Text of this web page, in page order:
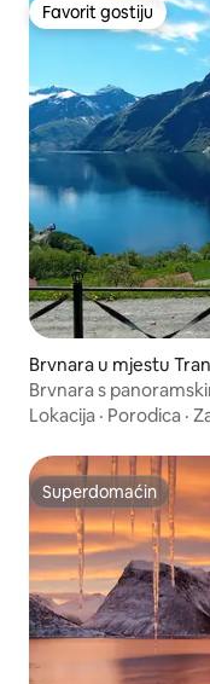
Favorit gostiju
Favorit gostiju
Brvnara u mjestu
Brvnara s
Lokacija · Porodica ·
Superdomaćin
Superdomaćin